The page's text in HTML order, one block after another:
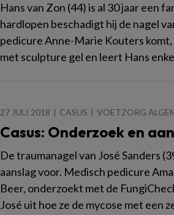
Hans van Zon (44) is al 30 jaar een
hardlopen beschadigt hij de nagel
pedicure Anne-Marie Kouters komt,
met sculpture gel en leert Hans
27 JULI 2018 CASUS VOETZORG
Casus: Onderzoek en
De traumanagel van José Sanders
aanslag voor. Medisch pedicure
Beer, onderzoekt met de
José uit hoe ze de mycose met een